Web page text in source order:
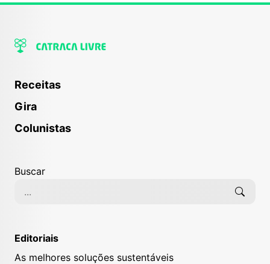
Receitas
Gira
Colunistas
Buscar
Editoriais
As melhores soluções sustentáveis